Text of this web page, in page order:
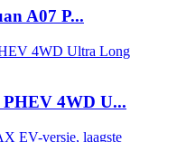
A07 P...
4WD U...